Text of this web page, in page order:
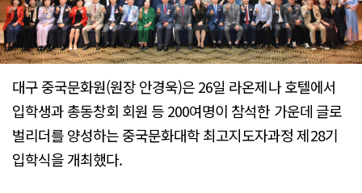
대구 중국문화원(원장 안경욱)은 26일 라온제나 호텔에서
입학생과 총동창회 회원 등 200여명이 참석한 가운데 글로
벌리더를 양성하는 중국문화대학 최고지도자과정 제28기
입학식을 개최했다.